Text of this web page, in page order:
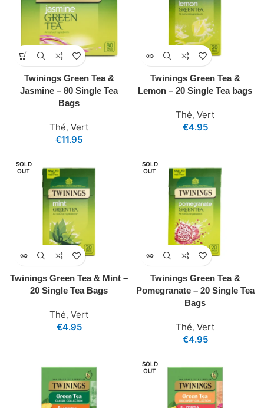
Twinings Green Tea &
Jasmine – 80 Single Tea
Bags
Thé, Vert
€11.95
Twinings Green Tea &
Lemon – 20 Single Tea bags
Thé, Vert
€4.95
SOLD
OUT
Twinings Green Tea & Mint –
20 Single Tea Bags
Thé, Vert
€4.95
SOLD
OUT
Twinings Green Tea &
Pomegranate – 20 Single Tea
Bags
Thé, Vert
€4.95
SOLD
OUT